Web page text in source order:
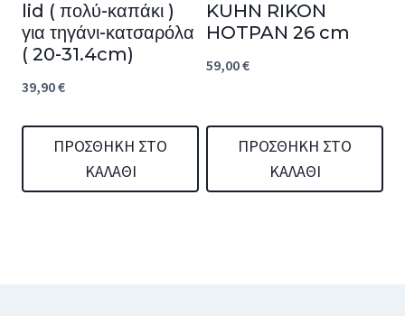
μπορούν
να
σελίδα
προϊόντος
μπορούν
επιλεγούν
σελίδα
προϊόντος
lid ( πολύ-καπάκι )
για τηγάνι-κατσαρόλα
( 20-31.4cm)
39,90€
ΠΡΟΣΘΉΚΗ ΣΤΟ
ΚΑΛΆΘΙ
KUHN RIKON
HOTPAN 26 cm
59,00€
ΠΡΟΣΘΉΚΗ ΣΤΟ
ΚΑΛΆΘΙ